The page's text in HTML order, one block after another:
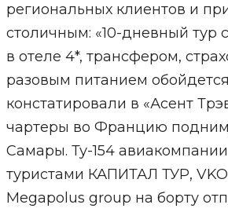
региональных клиентов и
столичным: «10-дневный тур
в отеле 4*, трансфером,
разовым питанием
констатировали в «Асент
чартеры во Францию
Самары. Ту-154
туристами КАПИТАЛ ТУР,
Megapolus group на борту